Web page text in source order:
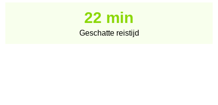
22 min
Geschatte reistijd